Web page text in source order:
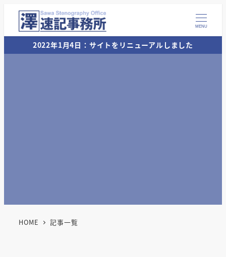
MENU
2022年1月4日：サイトをリニューアルしました
HOME 記事一覧